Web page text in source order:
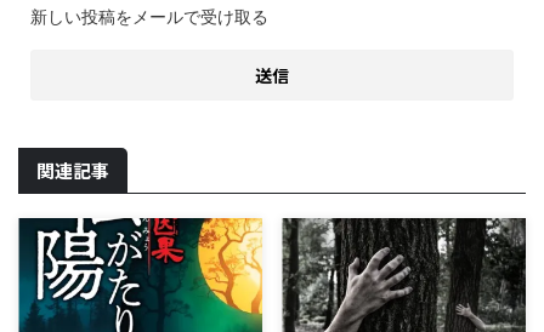
新しい投稿をメールで受け取る
関連記事